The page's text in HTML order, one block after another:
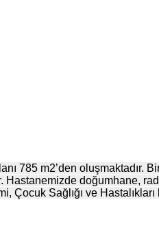
785 m2’den oluşmaktadır.
doğumhane,
Çocuk Sağlığı ve